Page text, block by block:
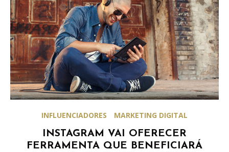
INFLUENCIADORES MARKETING DIGITAL
INSTAGRAM VAI OFERECER
FERRAMENTA QUE BENEFICIARÁ